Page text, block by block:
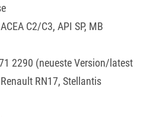
C2/C3, API SP, MB
2290 (neueste Version/latest
RN17, Stellantis